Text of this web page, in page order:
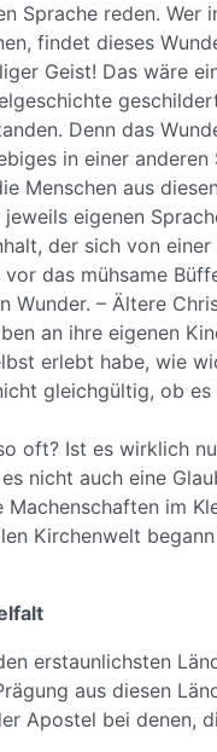
Sprache reden. Wer
findet dieses
Geist! Das wäre
Denn das
in einer
Menschen aus
eigenen
der sich von
das mühsame
Wunder. – Ältere
an ihre eigenen
erlebt habe, wie
gleichgültig, ob
oft? Ist es wirklich
nicht auch eine
im
Kirchenwelt
erstaunlichsten
aus diesen
Apostel bei denen,